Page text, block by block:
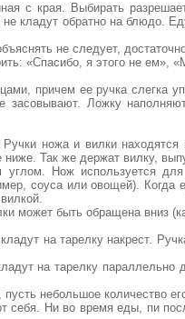
с края. Выбирать
кладут обратно на блюдо.
не следует,
«Спасибо, я этого не ем»,
причем ее ручка слегка
засовывают. Ложку
ножа и вилки находятся
Так же держат вилку,
Нож используется для
соуса или овощей). Когда
может быть обращена вниз
на тарелку накрест.
на тарелку параллельно
небольшое количество
себя. Ни во время еды, пи